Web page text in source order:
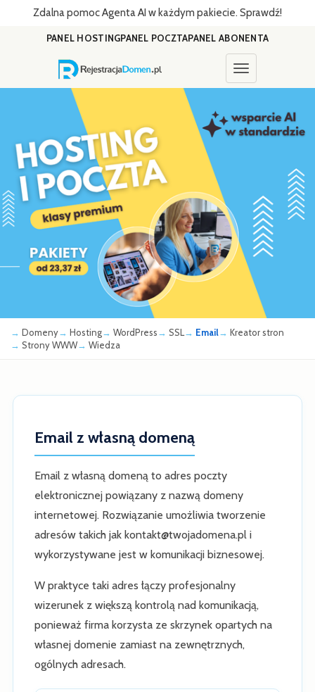
Zdalna pomoc Agenta AI w każdym pakiecie. Sprawdź!
PANEL HOSTINGPANEL POCZTAPANEL ABONENTA
Toggle
Domeny Hosting WordPress SSL Email
Kreator stron
Strony WWW
Wiedza
Email z własną domeną
Email z własną domeną to adres poczty
elektronicznej powiązany z nazwą domeny
internetowej. Rozwiązanie umożliwia tworzenie
adresów takich jak kontakt@twojadomena.pl i
wykorzystywane jest w komunikacji biznesowej.
W praktyce taki adres łączy profesjonalny
wizerunek z większą kontrolą nad komunikacją,
ponieważ firma korzysta ze skrzynek opartych na
własnej domenie zamiast na zewnętrznych,
ogólnych adresach.